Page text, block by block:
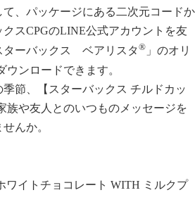
、パッケージにある二次元コードか
スCPGのLINE公式アカウントを友
ターバックス ベアリスタ® 」のオリ
ンロードできます。
節、【スターバックス チルドカッ
族や友人とのいつものメッセージを
んか。
ワイトチョコレート WITH ミルクプ